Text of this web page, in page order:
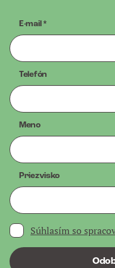
E-mail *
Telefón
Meno
Priezvisko
Súhlasím so